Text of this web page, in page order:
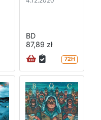
BD
87,89 zł
72H